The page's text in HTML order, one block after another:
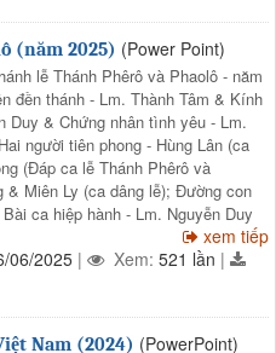
(năm 2025) (Power Point)
lễ Thánh Phêrô và Phaolô - năm
đền thánh - Lm. Thành Tâm & Kính
Duy & Chứng nhân tình yêu - Lm.
người tiên phong - Hùng Lân (ca
(Đáp ca lễ Thánh Phêrô và
& Miên Ly (ca dâng lễ); Đường con
ca hiệp hành - Lm. Nguyễn Duy
xem tiếp
06/2025 | Xem: 521 lần |
Nam (2024) (PowerPoint)